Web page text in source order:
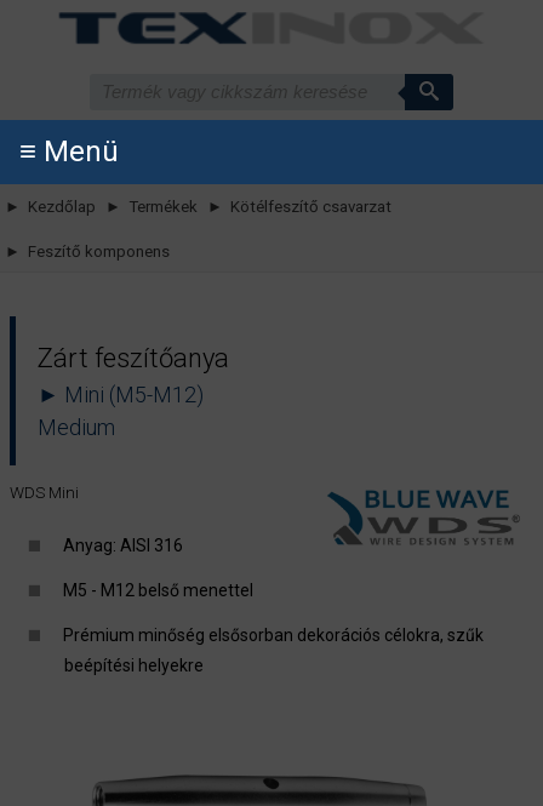
≡ Menü
► Kezdőlap ► Termékek ► Kötélfeszítő csavarzat
► Feszítő komponens
Zárt feszítőanya
► Mini (M5-M12)
Medium
WDS Mini
Anyag: AISI 316
M5 - M12 belső menettel
Prémium minőség elsősorban dekorációs célokra, szűk
beépítési helyekre